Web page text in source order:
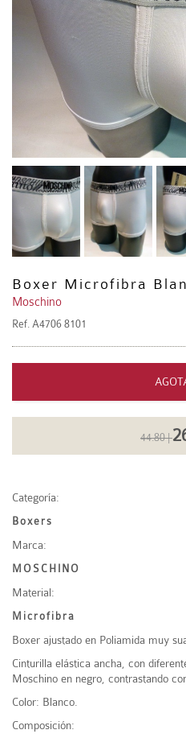
Boxer Microfibra
Moschino
Ref. A4706 8101
44.80 |
Categoría:
Boxers
Marca:
MOSCHINO
Material:
Microfibra
Boxer ajustado en Poliamida muy
Cinturilla elástica ancha, con
Moschino en negro, contrastando
Color: Blanco.
Composición: